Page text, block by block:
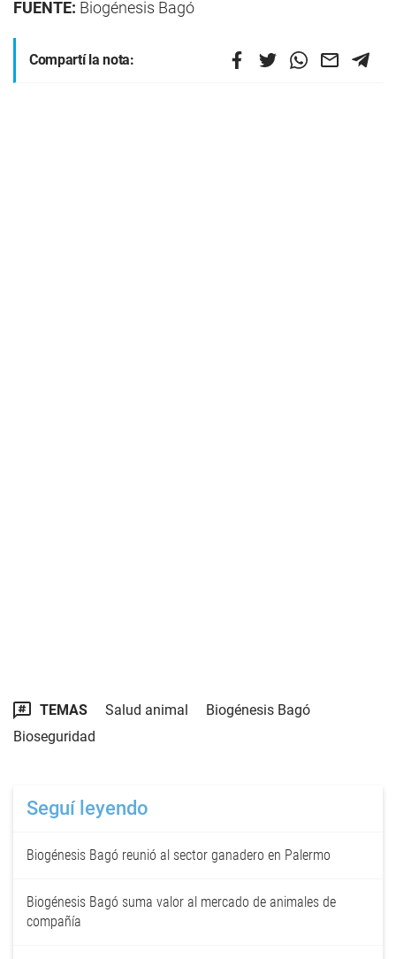
FUENTE: Biogénesis Bagó
Compartí la nota:
TEMAS Salud animal
Biogénesis Bagó
Bioseguridad
Seguí leyendo
Biogénesis Bagó reunió al sector ganadero en Palermo
Biogénesis Bagó suma valor al mercado de animales de
compañía